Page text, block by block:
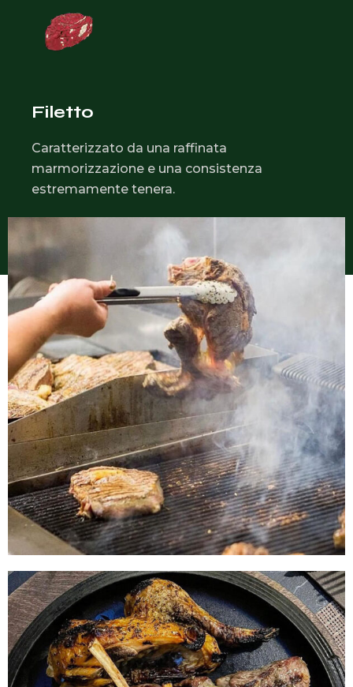
Filetto
Caratterizzato da una raffinata
marmorizzazione e una consistenza
estremamente tenera.